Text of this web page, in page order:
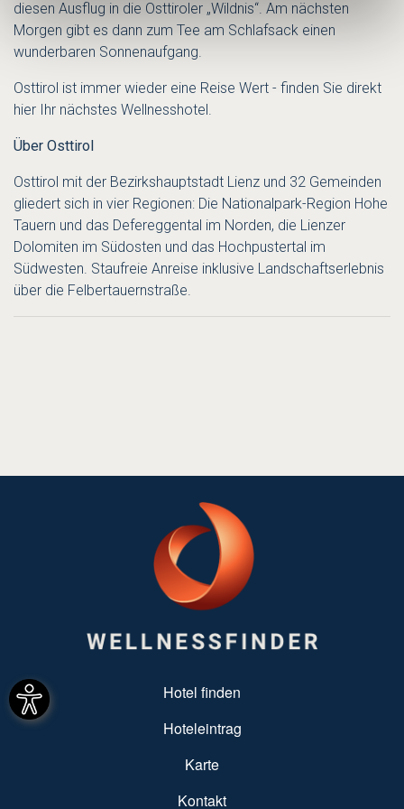
diesen Ausflug in die Osttiroler „Wildnis“. Am nächsten
Morgen gibt es dann zum Tee am Schlafsack einen
wunderbaren Sonnenaufgang.
Osttirol ist immer wieder eine Reise Wert - finden Sie direkt
hier Ihr nächstes Wellnesshotel.
Über Osttirol
Osttirol mit der Bezirkshauptstadt Lienz und 32 Gemeinden
gliedert sich in vier Regionen: Die Nationalpark-Region Hohe
Tauern und das Defereggental im Norden, die Lienzer
Dolomiten im Südosten und das Hochpustertal im
Südwesten. Staufreie Anreise inklusive Landschaftserlebnis
über die Felbertauernstraße.
SUBFOOTER MENU
Hotel finden
Hoteleintrag
Karte
Kontakt